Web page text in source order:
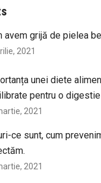
avem grijă de pielea
2021
unei diete
pentru o
2021
ce sunt, cum
2021